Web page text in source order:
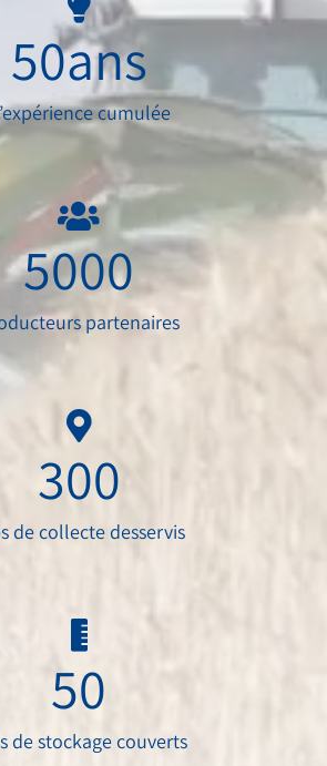
50ans
cumulée
5000
partenaires
300
de collecte desservis
50
de stockage couverts